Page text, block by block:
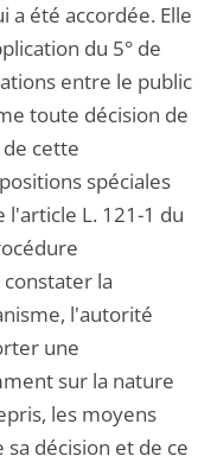
été accordée. Elle
du 5° de
entre le public
toute décision de
cette
spéciales
l'article L. 121-1 du
la
l'autorité
une
sur la nature
les moyens
décision et de ce